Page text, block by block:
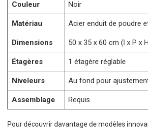
Couleur Noir
Matériau Acier enduit de poudre
Dimensions 50 x 35 x 60 cm (l x P x
Étagères 1 étagère réglable
Niveleurs Au fond pour
Assemblage Requis
Pour découvrir davantage de modèles